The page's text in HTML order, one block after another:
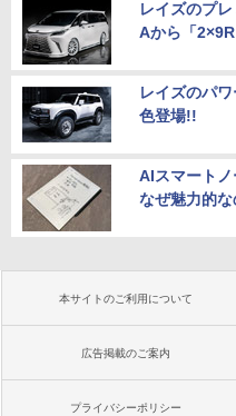
レイズのプ
Aから「2×9R
レイズのパ
色登場!!
AIスマート
なぜ魅力的な
本サイトのご利用について
広告掲載のご案内
プライバシーポリシー